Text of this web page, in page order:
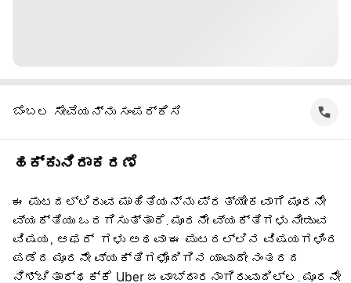
ಬೆಂಬಲ ಸೇವೆಯನ್ನು ಸಂಪರ್ಕಿಸಿ
ಹಕ್ಕುನಿರಾಕರಣೆ
ಈ ಪುಟದಲ್ಲಿರುವ ಮಾಹಿತಿಯನ್ನು ಪ್ರತ್ಯೇಕವಾಗಿ ಮೂರನೇ
ವ್ಯಕ್ತಿಯು ಒದಗಿಸುತ್ತಾರೆ. ಮೂರನೇ ವ್ಯಕ್ತಿಗಳು ನೀಡುವ
ವಿಷಯ, ಆಫರ್ ‌ ಗಳು ಅಥವಾ ಈ ಪುಟದಲ್ಲಿನ ವಿಷಯಗಳಿಂದ
ಪಡೆದ ಮೂರನೇ ವ್ಯಕ್ತಿಗಳೊಂದಿಗಿನ ಯಾವುದೇ ನಂತರದ
ನಿಶ್ಚಿತಾರ್ಥಕ್ಕೆ Uber ಜವಾಬ್ದಾರನಾಗಿರುವುದಿಲ್ಲ. ಮೂರನೇ